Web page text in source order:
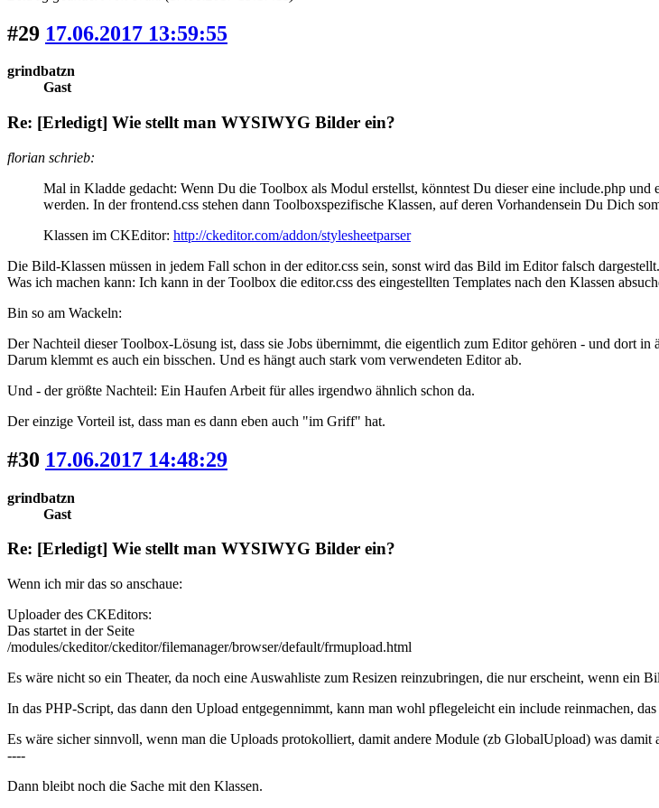
#29 17.06.2017 13:59:55
grindbatzn
Gast
Re: [Erledigt] Wie stellt man WYSIWYG Bilder ein?
florian schrieb:
Mal in Kladde gedacht: Wenn Du die Toolbox als Modul erstellst, könntest Du dieser eine include.php
werden. In der frontend.css stehen dann Toolboxspezifische Klassen, auf deren Vorhandensein Du Dich
Klassen im CKEditor: http://ckeditor.com/addon/stylesheetparser
Die Bild-Klassen müssen in jedem Fall schon in der editor.css sein, sonst wird das Bild im Editor falsch dargestellt.
Was ich machen kann: Ich kann in der Toolbox die editor.css des eingestellten Templates nach den Klassen
Bin so am Wackeln:
Der Nachteil dieser Toolbox-Lösung ist, dass sie Jobs übernimmt, die eigentlich zum Editor gehören - und dort
Darum klemmt es auch ein bisschen. Und es hängt auch stark vom verwendeten Editor ab.
Und - der größte Nachteil: Ein Haufen Arbeit für alles irgendwo ähnlich schon da.
Der einzige Vorteil ist, dass man es dann eben auch "im Griff" hat.
#30 17.06.2017 14:48:29
grindbatzn
Gast
Re: [Erledigt] Wie stellt man WYSIWYG Bilder ein?
Wenn ich mir das so anschaue:
Uploader des CKEditors:
Das startet in der Seite
/modules/ckeditor/ckeditor/filemanager/browser/default/frmupload.html
Es wäre nicht so ein Theater, da noch eine Auswahliste zum Resizen reinzubringen, die nur erscheint, wenn ein
In das PHP-Script, das dann den Upload entgegennimmt, kann man wohl pflegeleicht ein include reinmachen,
Es wäre sicher sinnvoll, wenn man die Uploads protokolliert, damit andere Module (zb GlobalUpload) was damit
----
Dann bleibt noch die Sache mit den Klassen.